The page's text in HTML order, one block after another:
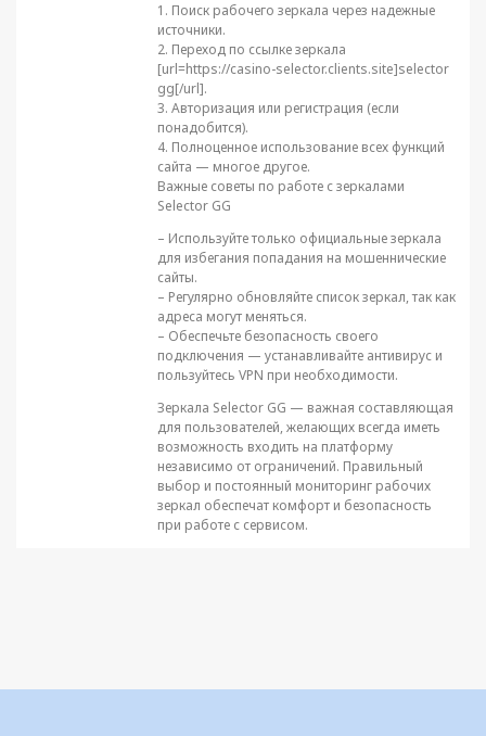
1. Поиск рабочего зеркала через надежные
источники.
2. Переход по ссылке зеркала
[url=https://casino-selector.clients.site]selector
gg[/url].
3. Авторизация или регистрация (если
понадобится).
4. Полноценное использование всех функций
сайта — многое другое.
Важные советы по работе с зеркалами
Selector GG
– Используйте только официальные зеркала
для избегания попадания на мошеннические
сайты.
– Регулярно обновляйте список зеркал, так как
адреса могут меняться.
– Обеспечьте безопасность своего
подключения — устанавливайте антивирус и
пользуйтесь VPN при необходимости.
Зеркала Selector GG — важная составляющая
для пользователей, желающих всегда иметь
возможность входить на платформу
независимо от ограничений. Правильный
выбор и постоянный мониторинг рабочих
зеркал обеспечат комфорт и безопасность
при работе с сервисом.